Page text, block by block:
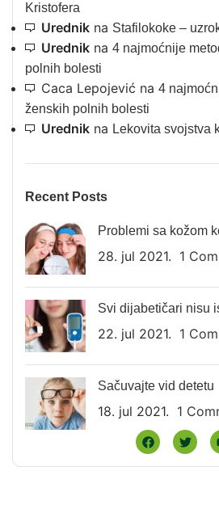
Kristofera
Urednik na Stafilokoke –
Urednik na 4 najmoćnije
polnih bolesti
Caca Lepojević na 4
ženskih polnih bolesti
Urednik na Lekovita svojstva
Recent Posts
Problemi sa kožom
28. jul 2021. 1
Svi dijabetičari nisu
22. jul 2021. 1
Sačuvajte vid detetu
18. jul 2021. 1